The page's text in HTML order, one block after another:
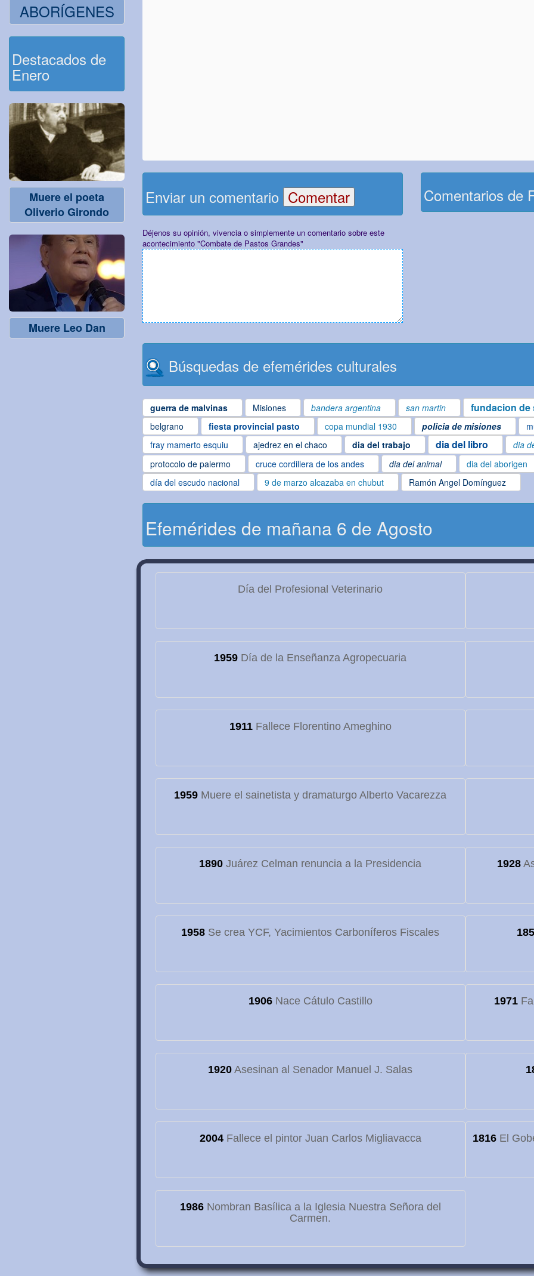
ABORÍGENES
Destacados de
Enero
Muere el poeta
Oliverio Girondo
Muere Leo Dan
Enviar un comentario
Déjenos su opinión, vivencia o simplemente un comentario sobre este
acontecimiento "Combate de Pastos Grandes"
Comentarios de
Búsquedas de efemérides culturales
guerra de malvinas Misiones bandera argentina san martin fundacion de
belgrano fiesta provincial pasto copa mundial 1930 policia de misiones
fray mamerto esquiu
ajedrez en el chaco dia del trabajo dia del libro dia
protocolo de palermo
cruce cordillera de los andes dia del animal dia del aborigen
día del escudo nacional 9 de marzo alcazaba en chubut Ramón Angel Domínguez
Efemérides de mañana 6 de Agosto
Día del Profesional Veterinario
1959 Día de la Enseñanza Agropecuaria
1911Fallece Florentino Ameghino
1959 Muere el sainetista y dramaturgo Alberto Vacarezza
1890 Juárez Celman renuncia a la Presidencia 1928
1958 Se crea YCF, Yacimientos Carboníferos Fiscales
1906Nace Cátulo Castillo 1971
1920 Asesinan al Senador Manuel J. Salas
2004Fallece el pintor Juan Carlos Migliavacca 1816El
1986Nombran Basílica a la Iglesia Nuestra Señora del
Carmen.